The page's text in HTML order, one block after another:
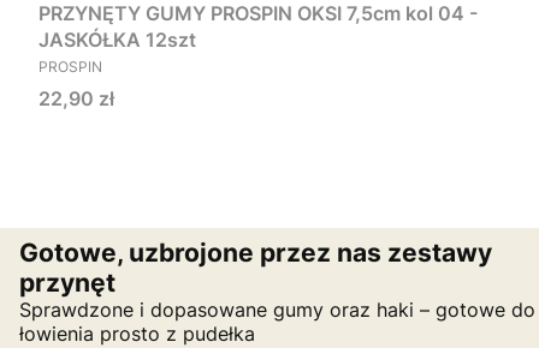
PRZYNĘTY GUMY PROSPIN OKSI 7,5cm kol 04 -
JASKÓŁKA 12szt
PRODUCENT
PROSPIN
Cena
22,90 zł
Gotowe, uzbrojone przez nas zestawy
przynęt
Sprawdzone i dopasowane gumy oraz haki – gotowe do
łowienia prosto z pudełka